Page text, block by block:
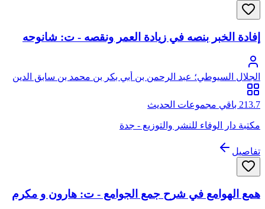
إفادة الخبر بنصه في زيادة العمر ونقصه - ت: شانوحه
الجلال السيوطي؛ عبد الرحمن بن أبي بكر بن محمد بن سابق الدين
الخضيري السيوطي، جلال الدين
213.7 باقي مجموعات الحديث
مكتبة دار الوفاء للنشر والتوزيع - جدة
تفاصيل
همع الهوامع في شرح جمع الجوامع - ت: هارون و مكرم